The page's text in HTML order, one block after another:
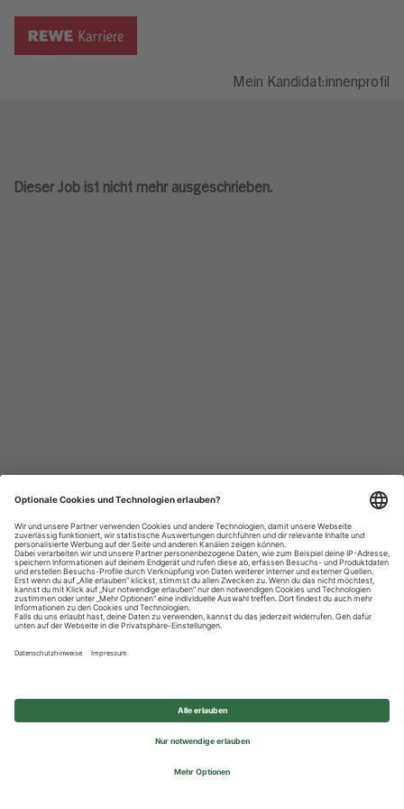
Mein Kandidat:innenprofil
Dieser Job ist nicht mehr ausgeschrieben.
Datenschutzhinweise
Impressum
Privatsphäre-Einstellungen
© 2026 REWE Group - All rights reserved